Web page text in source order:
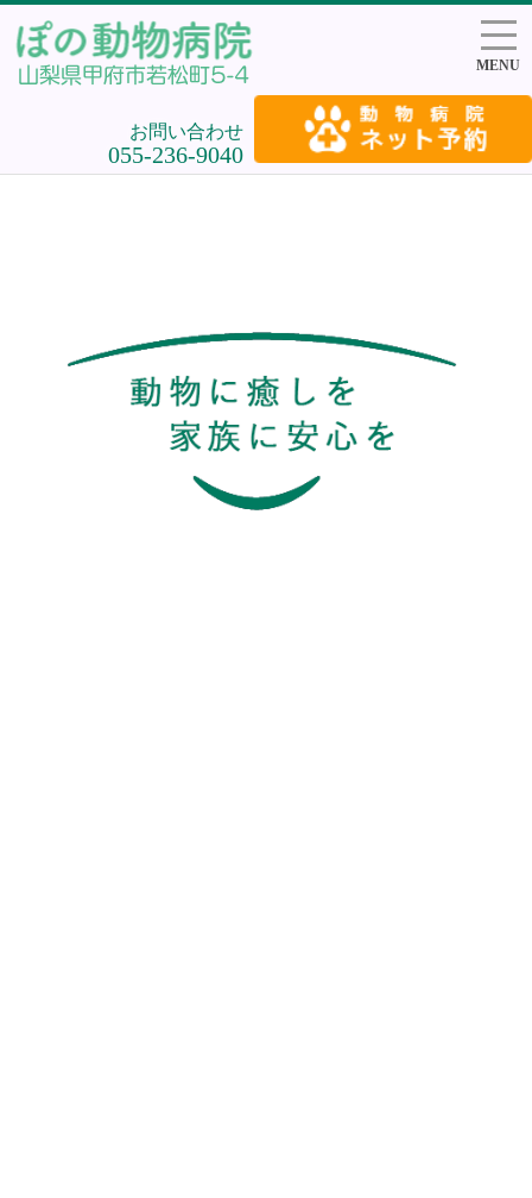
MENU
お問い合わせ
055-236-9040